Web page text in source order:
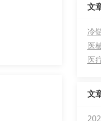
文
冷
医
医
文